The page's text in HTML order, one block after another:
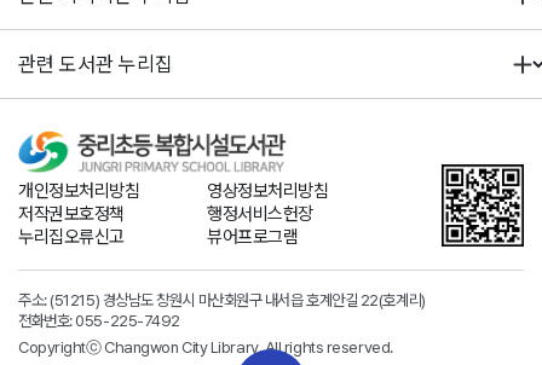
개인정보처리방침
영상정보처리방침
저작권보호정책
행정서비스헌장
누리집오류신고
뷰어프로그램
주소: (51215) 경상남도 창원시 마산회원구 내서읍 호계안길 22(호계리)
전화번호:055-225-7492
Copyrightⓒ Changwon City Library. All rights reserved.